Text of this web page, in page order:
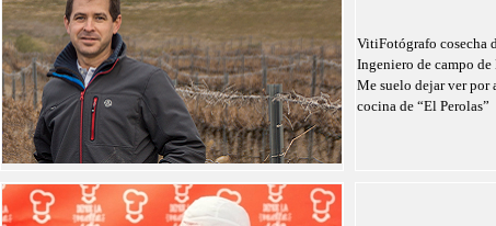
VitiFotógrafo cosecha
Ingeniero de campo
Me suelo dejar ver por
cocina de “El Perolas”